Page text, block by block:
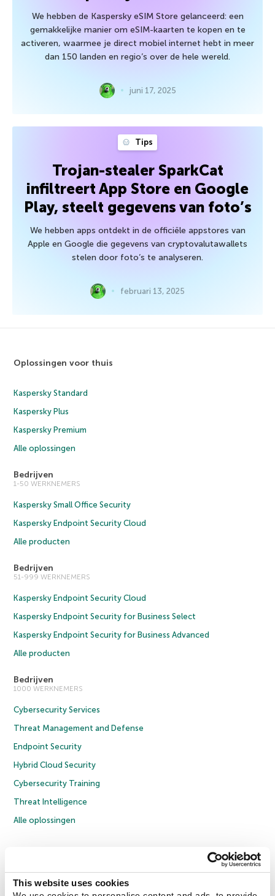
This website uses cookies
We hebben de Kaspersky eSIM Store gelanceerd: een
gemakkelijke manier om eSIM-kaarten te kopen en te
activeren, waarmee je direct mobiel internet hebt in meer
dan 150 landen en regio’s over de hele wereld.
juni 17, 2025
Tips
Trojan-stealer SparkCat
infiltreert App Store en Google
Play, steelt gegevens van foto’s
We hebben apps ontdekt in de officiële appstores van
Apple en Google die gegevens van cryptovalutawallets
stelen door foto’s te analyseren.
februari 13, 2025
Oplossingen voor thuis
Kaspersky Standard
Kaspersky Plus
Kaspersky Premium
Alle oplossingen
Bedrijven
1-50 WERKNEMERS
Kaspersky Small Office Security
Kaspersky Endpoint Security Cloud
Alle producten
Bedrijven
51-999 WERKNEMERS
Kaspersky Endpoint Security Cloud
Kaspersky Endpoint Security for Business Select
Kaspersky Endpoint Security for Business Advanced
Alle producten
Bedrijven
1000 WERKNEMERS
Cybersecurity Services
Threat Management and Defense
Endpoint Security
Hybrid Cloud Security
Cybersecurity Training
Threat Intelligence
Alle oplossingen
Privacybeleid
Licentieovereenkomst B2B
Cookies